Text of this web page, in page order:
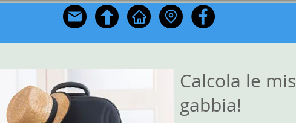
Calcola le
gabbia!